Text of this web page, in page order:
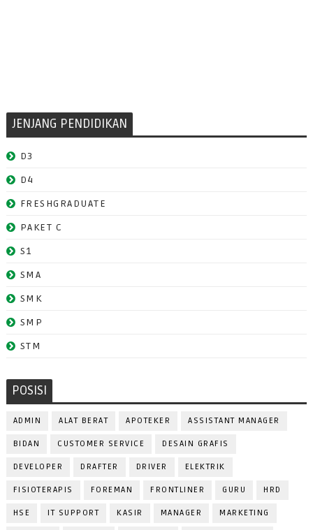
JENJANG PENDIDIKAN
D3
D4
FRESHGRADUATE
PAKET C
S1
SMA
SMK
SMP
STM
POSISI
ADMIN ALAT BERAT APOTEKER ASSISTANT MANAGER
BIDAN CUSTOMER SERVICE DESAIN GRAFIS
DEVELOPER DRAFTER DRIVER ELEKTRIK
FISIOTERAPIS FOREMAN FRONTLINER GURU HRD
HSE IT SUPPORT KASIR MANAGER MARKETING